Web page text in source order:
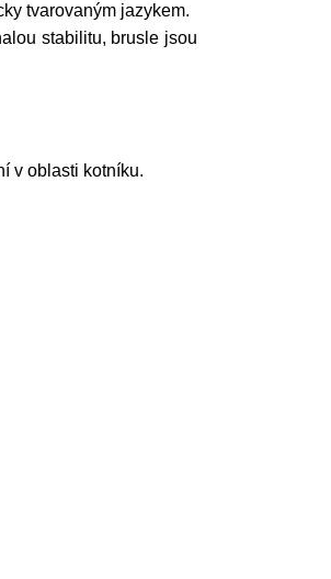
tvarovaným jazykem.
stabilitu, brusle jsou
v oblasti kotníku.